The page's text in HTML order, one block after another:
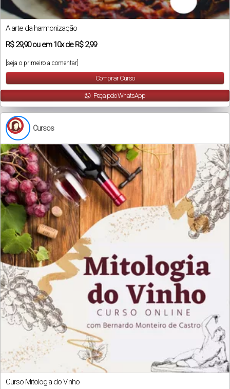
A arte da harmonização
R$29,90ou em10xde R$ 2,99
[seja o primeiro a comentar]
Comprar Curso
Peça pelo WhatsApp
Cursos
Curso Mitologia do Vinho